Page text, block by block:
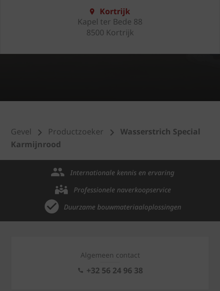
Kortrijk
Kapel ter Bede 88
8500 Kortrijk
Gevel Productzoeker
Wasserstrich Special
Karmijnrood
Internationale kennis en ervaring
Professionele naverkoopservice
Duurzame bouwmateriaaloplossingen
Algemeen contact
+32 56 24 96 38